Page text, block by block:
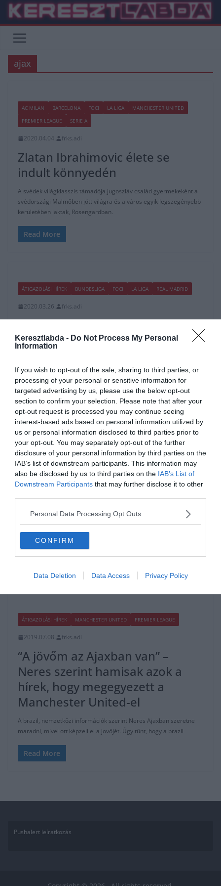
Keresztlabda - Do Not Process My Personal
Information
If you wish to opt-out of the sale, sharing to third parties, or
processing of your personal or sensitive information for
targeted advertising by us, please use the below opt-out
section to confirm your selection. Please note that after your
opt-out request is processed you may continue seeing
interest-based ads based on personal information utilized by
us or personal information disclosed to third parties prior to
your opt-out. You may separately opt-out of the further
disclosure of your personal information by third parties on the
IAB’s list of downstream participants. This information may
also be disclosed by us to third parties on the IAB’s List of
Downstream Participants that may further disclose it to other
Personal Data Processing Opt Outs
CONFIRM
Data Deletion Data Access Privacy Policy
Skip
content
ajax
AC MILAN BARCELONA FOCI LA LIGA
MANCHESTER UNITED
PREMIER LEAGUE
SERIE A
2020.04.04. frks.adi
Zlatan Ibrahimovic élete se
indult könnyedén
A svédek világklasszis támadója jugoszláv család gyermekeként a
svédországi Malmöben jött világra és a város egyik legszegényebb
kerületében laktak, Rosengardban.
Read More
ÁTIGAZOLÁSI HÍREK BUNDESLIGA FOCI LA LIGA REAL MADRID
2020.03.26. frks.adi
Real Madrid: Elképesztően
mozgalmas nyara lesz idén a
A LaLiga és szinte az összes európai liga májusig fel van
függesztve, ha nem javul a helyzet, akkor a szezon
Read More
HACIENDA BERNABEU ÁTIGAZOLÁSI HÍREK LA LIGA REAL MADRID
Adam
Erik ten Hag: ” Semmi sem
végleges”
Az Ajax edzője, Erik ten Hag nyilatkozott a Ziggo Sports holland
televíziónak, és beszélt többek között Donny Van de Beek
ÁTIGAZOLÁSI HÍREK MANCHESTER UNITED PREMIER LEAGUE
2019.07.08. frks.adi
“A jövőm az Ajaxban van” –
Neres szerint hamisak azok a
hírek, hogy megegyezett a
Manchester United-el
A brazil, nemzetközi információk szerint Neres Ajaxban szeretne
maradni, mivel ott képzeli el a jövőjét. Úgy tűnt, hogy a brazil
Read More
Pushalert leíratkozás